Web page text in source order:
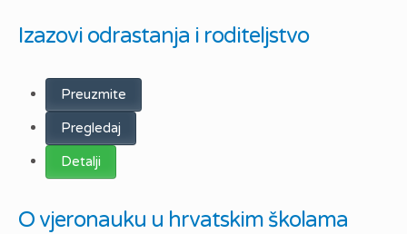
Izazovi odrastanja i roditeljstvo
Preuzmite
Pregledaj
Detalji
O vjeronauku u hrvatskim školama